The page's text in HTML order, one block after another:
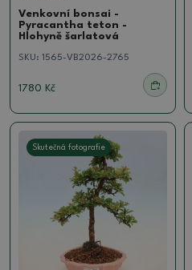
Venkovní bonsai -
Pyracantha teton -
Hlohyně šarlatová
SKU: 1565-VB2026-2765
1780 Kč
Skutečná fotografie